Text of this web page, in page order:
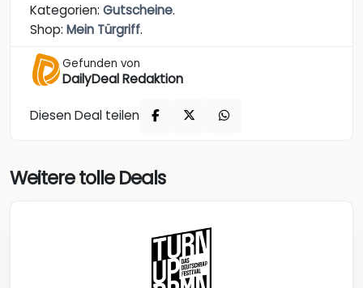
Kategorien: Gutscheine.
Shop: Mein Türgriff.
Gefunden von
DailyDeal Redaktion
Diesen Deal teilen
Weitere tolle Deals